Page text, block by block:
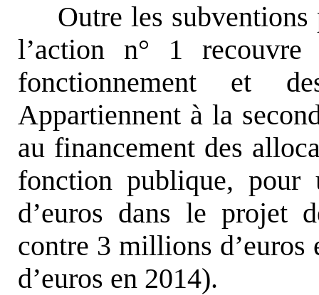
Outre les
l’action n° 1 recouvre
fonctionnement et
Appartiennent à la
au financement des
fonction publique,
d’euros dans le projet
contre 3 millions
d’euros en 2014).